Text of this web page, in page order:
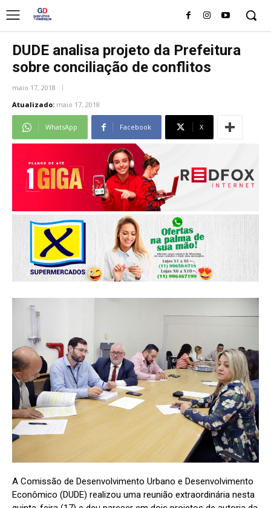
DUDE analisa projeto da Prefeitura
sobre conciliação de conflitos
maio 17, 2018
Atualizado: maio 17, 2018
WhatsApp Facebook X
A Comissão de Desenvolvimento Urbano e Desenvolvimento
Econômico (DUDE) realizou uma reunião extraordinária nesta